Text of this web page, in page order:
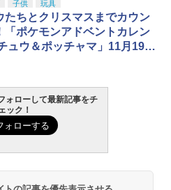
子供 玩具
たちとクリスマスまでカウン
「ポケモンアドベントカレン
ュウ＆ポッチャマ」11月19日
ォローして最新記事をチ
ェック！